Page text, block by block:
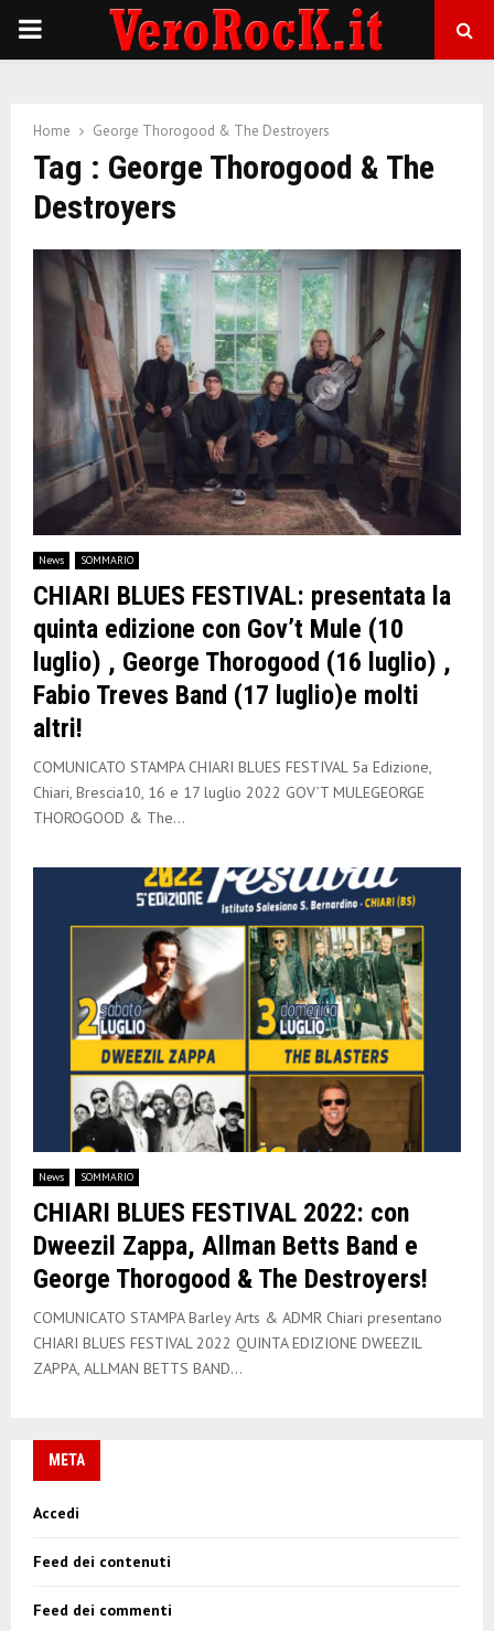
P
M
N
U
Home George Thorogood & The Destroyers
Tag : George Thorogood & The
Destroyers
News SOMMARIO
CHIARI BLUES FESTIVAL: presentata la
quinta edizione con Gov’t Mule (10
luglio) , George Thorogood (16 luglio) ,
Fabio Treves Band (17 luglio)e molti
altri!
COMUNICATO STAMPA CHIARI BLUES FESTIVAL 5a Edizione,
Chiari, Brescia10, 16 e 17 luglio 2022 GOV’T MULEGEORGE
THOROGOOD & The...
News SOMMARIO
CHIARI BLUES FESTIVAL 2022: con
Dweezil Zappa, Allman Betts Band e
George Thorogood & The Destroyers!
COMUNICATO STAMPA Barley Arts & ADMR Chiari presentano
CHIARI BLUES FESTIVAL 2022 QUINTA EDIZIONE DWEEZIL
ZAPPA, ALLMAN BETTS BAND...
META
Accedi
Feed dei contenuti
Feed dei commenti